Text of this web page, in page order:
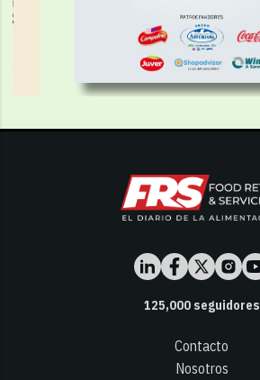
125,000seguidores
Contacto
Nosotros